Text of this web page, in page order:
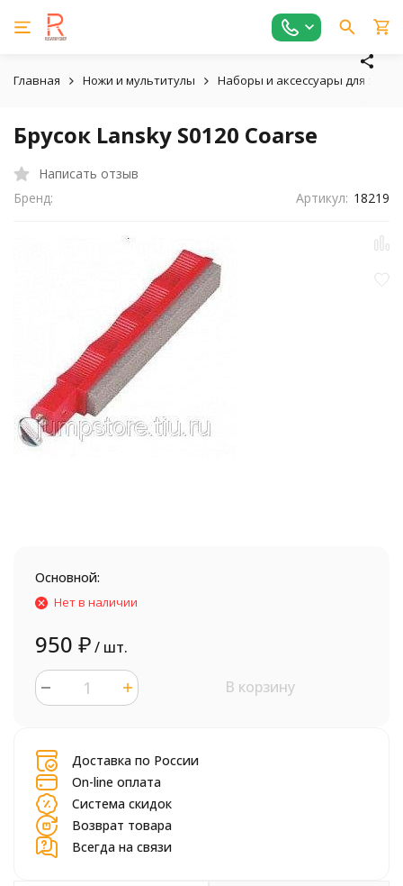
Главная Ножи и мультитулы Наборы и аксессуары для
Брусок Lansky S0120 Coarse
Написать отзыв
Бренд:
Артикул: 18219
Основной:
Нет в наличии
950 ₽/ шт.
В корзину
Доставка по России
On-line оплата
Система скидок
Возврат товара
Всегда на связи